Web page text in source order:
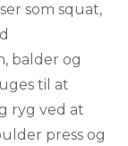
som squat,
balder og
til at
ryg ved at
press og